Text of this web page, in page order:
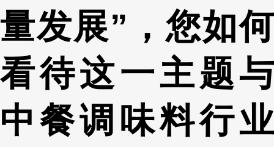
量发展”，您如何
看待这一主题与
中餐调味料行业